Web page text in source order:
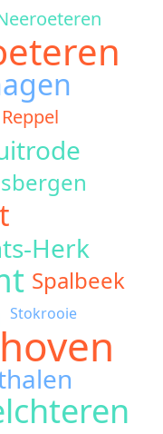
Reppel
Herk
Spalbeek
Stokrooie